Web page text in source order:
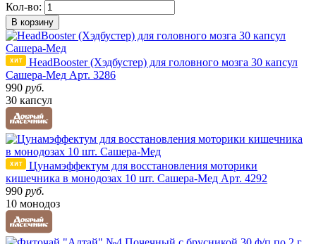
Кол-во:
В корзину
HeadBooster (Хэдбустер) для головного мозга 30 капсул
Сашера-Мед Арт. 3286
990 руб.
30 капсул
Цунамэффектум для восстановления моторики
кишечника в монодозах 10 шт. Сашера-Мед Арт. 4292
990 руб.
10 монодоз